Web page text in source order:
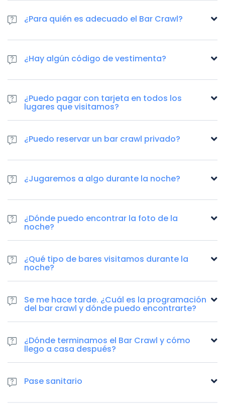
¿Para quién es adecuado el Bar Crawl?
¿Hay algún código de vestimenta?
¿Puedo pagar con tarjeta en todos los
lugares que visitamos?
¿Puedo reservar un bar crawl privado?
¿Jugaremos a algo durante la noche?
¿Dónde puedo encontrar la foto de la
noche?
¿Qué tipo de bares visitamos durante la
noche?
Se me hace tarde. ¿Cuál es la programación
del bar crawl y dónde puedo encontrarte?
¿Dónde terminamos el Bar Crawl y cómo
llego a casa después?
Pase sanitario